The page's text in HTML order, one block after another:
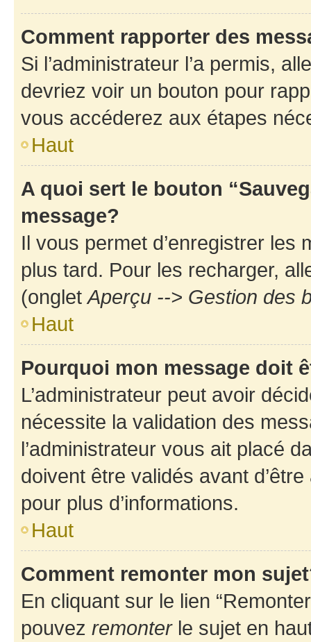
Comment rapporter des
Si l’administrateur l’a permis,
devriez voir un bouton pour
vous accéderez aux étapes
Haut
A quoi sert le bouton
message?
Il vous permet d’enregistrer
plus tard. Pour les recharger,
(ongletAperçu --> Gestion des
Haut
Pourquoi mon message doit
L’administrateur peut avoir
nécessite la validation des
l’administrateur vous ait placé
doivent être validés avant
pour plus d’informations.
Haut
Comment remonter mon
En cliquant sur le lien
pouvez remonterle sujet en